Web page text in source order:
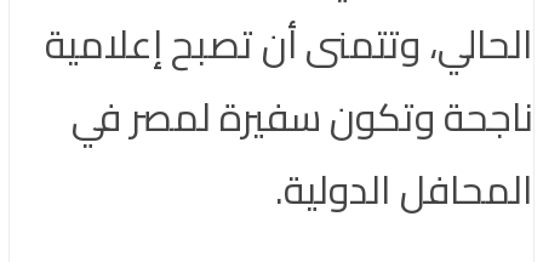
الحالي، وتتمنى أن تصبح إعلامية
ناجحة وتكون سفيرة لمصر في
المحافل الدولية.